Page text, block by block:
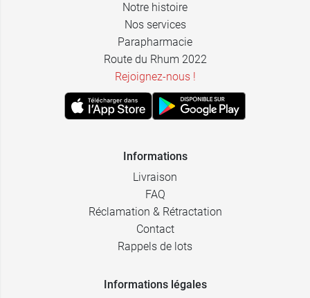
Notre histoire
Nos services
Parapharmacie
Route du Rhum 2022
Rejoignez-nous !
Informations
Livraison
FAQ
Réclamation & Rétractation
Contact
Rappels de lots
Informations légales